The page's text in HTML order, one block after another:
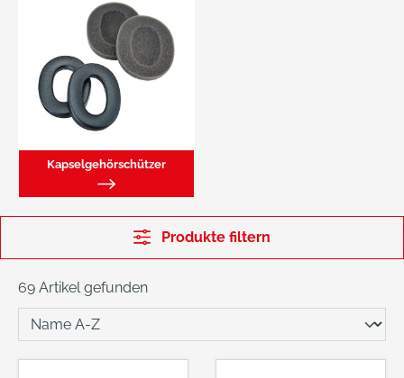
Kapselgehörschützer
Produkte filtern
69 Artikel gefunden